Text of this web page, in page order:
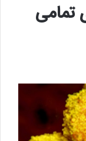
تمامی